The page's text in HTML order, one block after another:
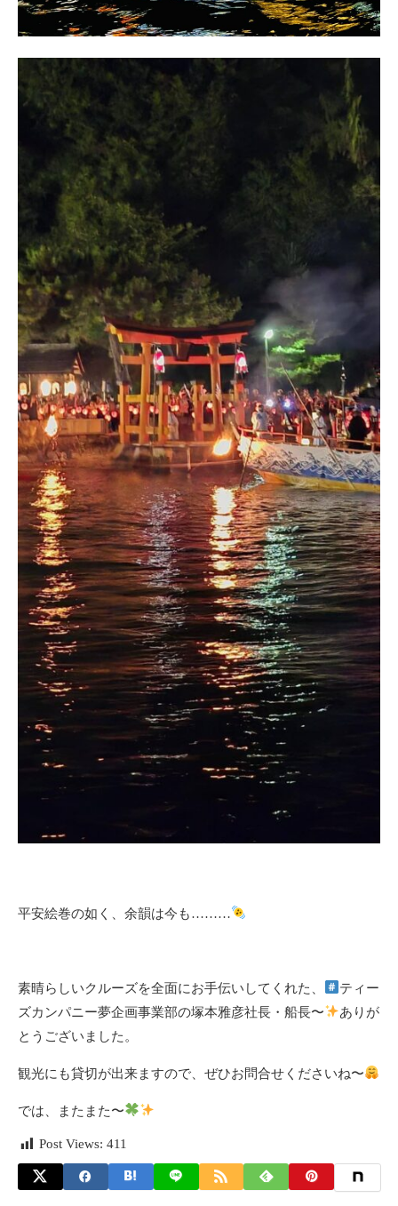
平安絵巻の如く、余韻は今も………
素晴らしいクルーズを全面にお手伝いしてくれた、
ティー
ズカンパニー夢企画事業部の塚本雅彦社長・船長〜
ありが
とうございました。
観光にも貸切が出来ますので、ぜひお問合せくださいね〜
では、またまた〜
Post Views: 411